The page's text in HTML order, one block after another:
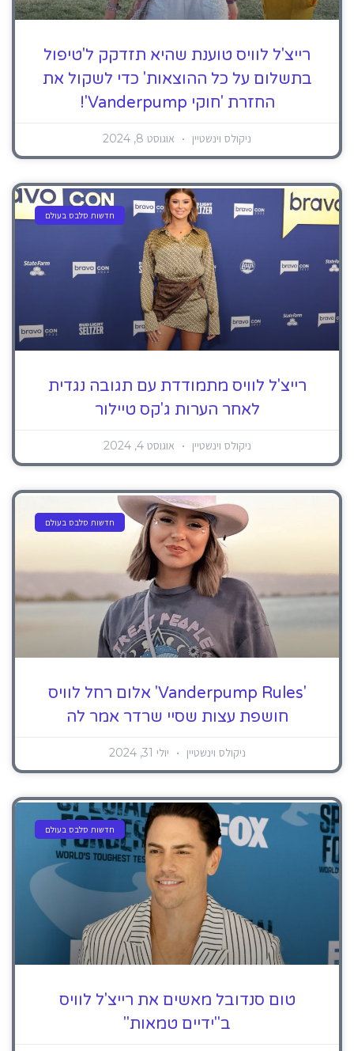
רייצ'ל לוויס טוענת שהיא תזדקק ל'טיפול
בתשלום על כל ההוצאות' כדי לשקול את
החזרת 'חוקי Vanderpump'!
ניקולס וינשטיין אוגוסט 8, 2024
חדשות סלבס בעולם
רייצ'ל לוויס מתמודדת עם תגובה נגדית
לאחר הערות ג'קס טיילור
ניקולס וינשטיין אוגוסט 4, 2024
חדשות סלבס בעולם
'Vanderpump Rules' אלום רחל לוויס
חושפת עצות שסיי שרדר אמר לה
ניקולס וינשטיין יולי 31, 2024
חדשות סלבס בעולם
טום סנדובל מאשים את רייצ'ל לוויס
ב"ידיים טמאות"